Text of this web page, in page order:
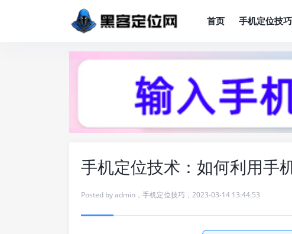
首页 手机定位技巧
手机定位技术：如何利用手
Posted byadmin ， 手机定位技巧 ， 2023-03-14 13:44:53